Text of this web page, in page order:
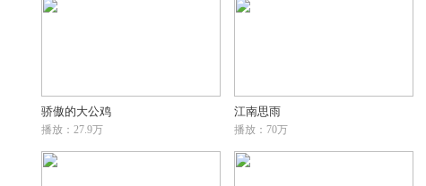
骄傲的大公鸡
播放：27.9万
江南思雨
播放：70万